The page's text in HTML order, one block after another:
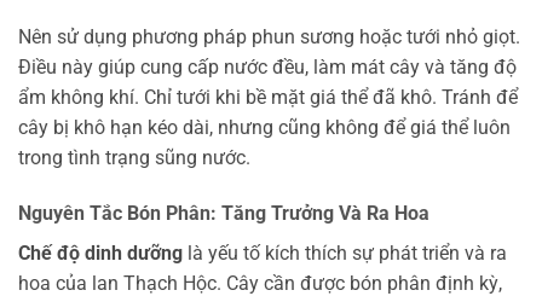
Nên sử dụng phương pháp phun sương hoặc tưới nhỏ giọt.
Điều này giúp cung cấp nước đều, làm mát cây và tăng độ
ẩm không khí. Chỉ tưới khi bề mặt giá thể đã khô. Tránh để
cây bị khô hạn kéo dài, nhưng cũng không để giá thể luôn
trong tình trạng sũng nước.
Nguyên Tắc Bón Phân: Tăng Trưởng Và Ra Hoa
Chế độ dinh dưỡng là yếu tố kích thích sự phát triển và ra
hoa của lan Thạch Hộc. Cây cần được bón phân định kỳ,